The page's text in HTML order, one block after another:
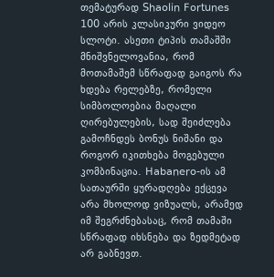
თემატურად Shaolin Fortunes
100 არის კლასიკური ვიდეო
სლოტი. ასეთი ტიპის თამაშში
მნიშვნელოვანია, რომ
მოთამაშემ სწრაფად გაიგოს რა
ხდება რელებზე, რომელი
სიმბოლოებია მაღალი
ღირებულების, სად შეიძლება
გამოჩნდეს ბონუს ნიშანი და
როგორ იკითხება მოგებული
კომბინაცია. Habanero-ის ამ
სათაურში ყურადღება ექცევა
არა მხოლოდ ვიზუალს, არამედ
იმ შეგრძნებასაც, რომ თამაში
სწრაფად იხსნება და ზედმეტად
არ გაბნევთ.